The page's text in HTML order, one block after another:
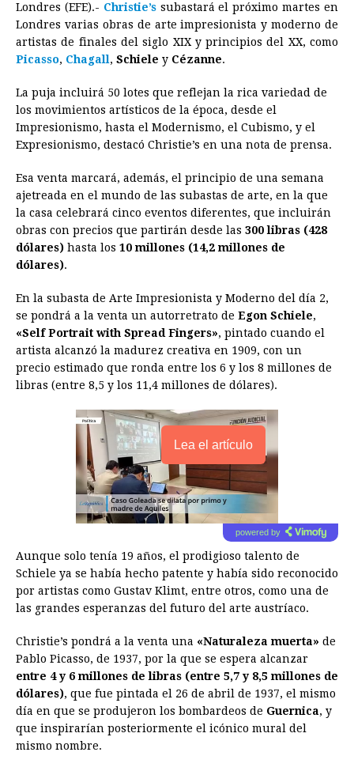
c
e
b
o
k
s
s
e
g
e
a
t
s
p
p
r
e
a
s
n
t
e
e
s
n
k
e
n
a
i
i
n
p
y
k
Londres (EFE).- Christie’ssubastará el próximo martes en
Londres varias obras de arte impresionista y moderno de
artistas de finales del siglo XIX y principios del XX, como
Picasso, Chagall, Schiele y Cézanne.
La puja incluirá 50 lotes que reflejan la rica variedad de
los movimientos artísticos de la época, desde el
Impresionismo, hasta el Modernismo, el Cubismo, y el
Expresionismo, destacó Christie’s en una nota de prensa.
Esa venta marcará, además, el principio de una semana
ajetreada en el mundo de las subastas de arte, en la que
la casa celebrará cinco eventos diferentes, que incluirán
obras con precios que partirán desde las 300 libras (428
dólares) hasta los 10 millones (14,2 millones de
dólares).
En la subasta de Arte Impresionista y Moderno del día 2,
se pondrá a la venta un autorretrato de Egon Schiele,
«Self Portrait with Spread Fingers», pintado cuando el
artista alcanzó la madurez creativa en 1909, con un
precio estimado que ronda entre los 6 y los 8 millones de
libras (entre 8,5 y los 11,4 millones de dólares).
Lea el artículo
powered by
Aunque solo tenía 19 años, el prodigioso talento de
Schiele ya se había hecho patente y había sido reconocido
por artistas como Gustav Klimt, entre otros, como una de
las grandes esperanzas del futuro del arte austríaco.
Christie’s pondrá a la venta una «Naturaleza muerta» de
Pablo Picasso, de 1937, por la que se espera alcanzar
entre 4 y 6 millones de libras (entre 5,7 y 8,5 millones de
dólares), que fue pintada el 26 de abril de 1937, el mismo
día en que se produjeron los bombardeos de Guernica, y
que inspirarían posteriormente el icónico mural del
mismo nombre.